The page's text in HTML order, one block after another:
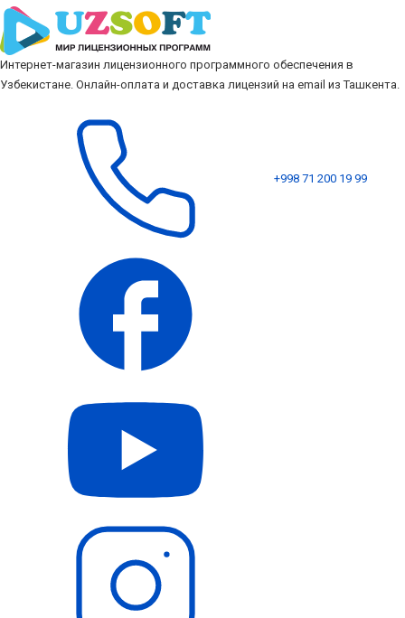
Интернет-магазин лицензионного программного обеспечения в
Узбекистане. Онлайн-оплата и доставка лицензий на email из Ташкента.
+998 71 200 19 99